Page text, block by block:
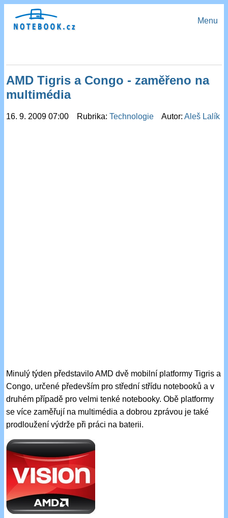
Menu
AMD Tigris a Congo - zaměřeno na
multimédia
16. 9. 2009 07:00 Rubrika:Technologie Autor:Aleš Lalík
Minulý týden představilo AMD dvě mobilní platformy Tigris a
Congo, určené především pro střední střídu notebooků a v
druhém případě pro velmi tenké notebooky. Obě platformy
se více zaměřují na multimédia a dobrou zprávou je také
prodloužení výdrže při práci na baterii.